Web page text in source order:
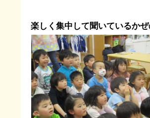
楽しく集中して聞いているか